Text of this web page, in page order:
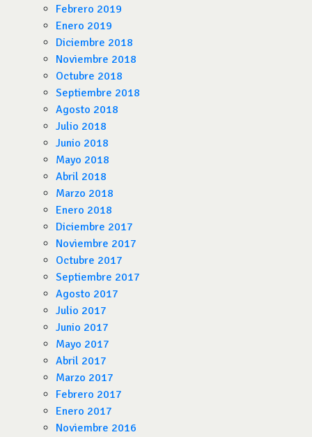
Febrero 2019
Enero 2019
Diciembre 2018
Noviembre 2018
Octubre 2018
Septiembre 2018
Agosto 2018
Julio 2018
Junio 2018
Mayo 2018
Abril 2018
Marzo 2018
Enero 2018
Diciembre 2017
Noviembre 2017
Octubre 2017
Septiembre 2017
Agosto 2017
Julio 2017
Junio 2017
Mayo 2017
Abril 2017
Marzo 2017
Febrero 2017
Enero 2017
Noviembre 2016